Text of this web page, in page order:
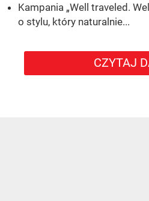
Kampania „Well traveled.
o stylu, który naturalnie...
CZYTAJ